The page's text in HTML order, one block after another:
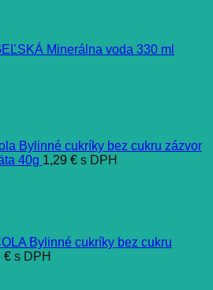
Minerálna voda 330 ml
Bylinné cukríky bez cukru zázvor
40g 1,29 € s DPH
Bylinné cukríky bez cukru
€ s DPH